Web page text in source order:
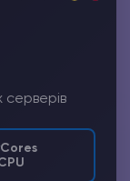
серверів